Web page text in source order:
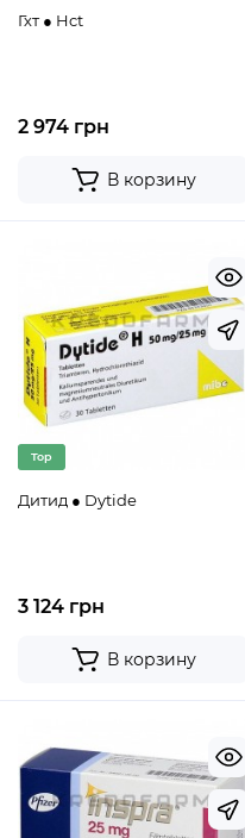
Гхт ● Hct
2 974 грн
В корзину
Top
Дитид ● Dytide
3 124 грн
В корзину